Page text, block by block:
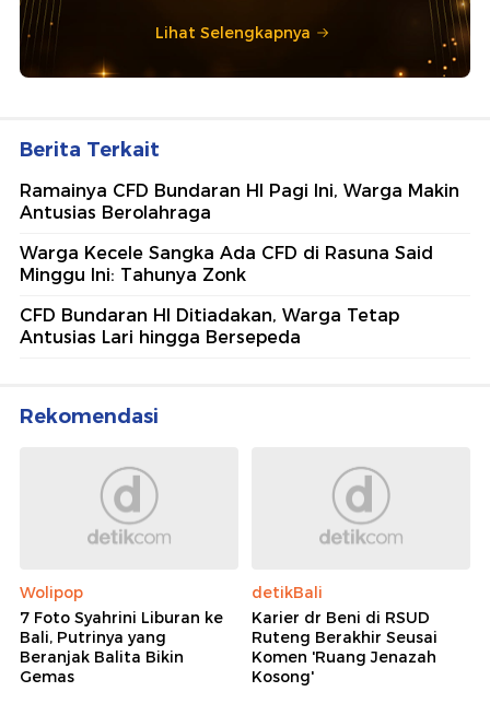
Lihat Selengkapnya
Berita Terkait
Ramainya CFD Bundaran HI Pagi Ini, Warga Makin
Antusias Berolahraga
Warga Kecele Sangka Ada CFD di Rasuna Said
Minggu Ini: Tahunya Zonk
CFD Bundaran HI Ditiadakan, Warga Tetap
Antusias Lari hingga Bersepeda
Rekomendasi
Wolipop
7 Foto Syahrini Liburan ke
Bali, Putrinya yang
Beranjak Balita Bikin
Gemas
detikBali
Karier dr Beni di RSUD
Ruteng Berakhir Seusai
Komen 'Ruang Jenazah
Kosong'